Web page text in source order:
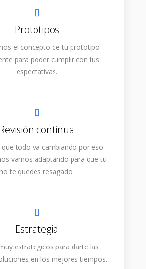
Prototipos
el concepto de tu prototipo
para poder cumplir con tus
espectativas.
Revisión continua
que todo va cambiando por eso
vamos adaptando para que tu
no te quedes resagado.
Estrategia
estrategicos para darte las
en los mejores tiempos.